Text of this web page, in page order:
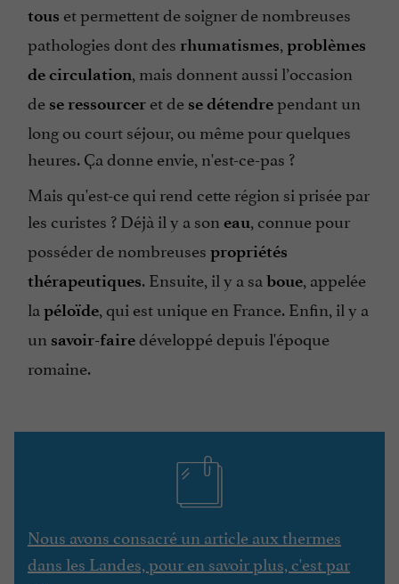
tous et permettent de soigner de nombreuses
pathologies dont des rhumatismes, problèmes
de circulation, mais donnent aussi l’occasion
de se ressourcer et de se détendrependant un
long ou court séjour, ou même pour quelques
heures. Ça donne envie, n'est-ce-pas ?
Mais qu'est-ce qui rend cette région si prisée par
les curistes ? Déjà il y a son eau, connue pour
posséder de nombreuses propriétés
thérapeutiques. Ensuite, il y a sa boue, appelée
la péloïde,qui est unique en France. Enfin, il y a
un savoir-fairedéveloppé depuis l'époque
romaine.
Nous avons consacré un article aux thermes
dans les Landes, pour en savoir plus, c'est par